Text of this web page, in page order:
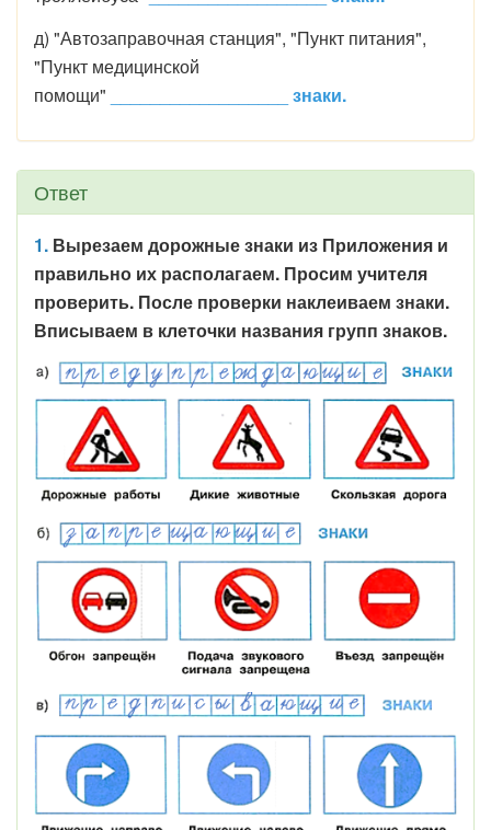
д) "Автозаправочная станция", "Пункт питания",
"Пункт медицинской
помощи"
знаки.
Ответ
1. Вырезаем дорожные знаки из Приложения и
правильно их располагаем. Просим учителя
проверить. После проверки наклеиваем знаки.
Вписываем в клеточки названия групп знаков.